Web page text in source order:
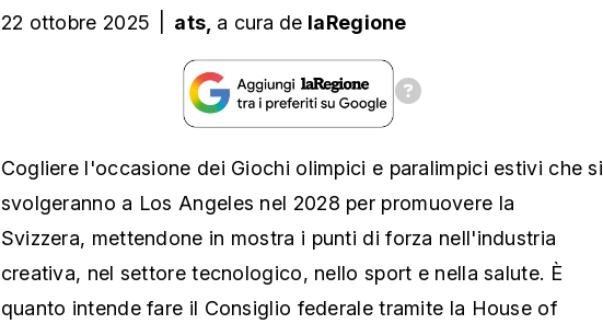
22 ottobre 2025 ats, a cura de laRegione
Cogliere l'occasione dei Giochi olimpici e paralimpici estivi che si
svolgeranno a Los Angeles nel 2028 per promuovere la
Svizzera, mettendone in mostra i punti di forza nell'industria
creativa, nel settore tecnologico, nello sport e nella salute. È
quanto intende fare il Consiglio federale tramite la House of